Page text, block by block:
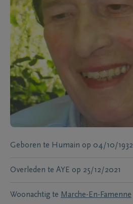
Geboren te Humain op 04/10/1932
Overleden te AYE op 25/12/2021
Woonachtig te Marche-En-Famenne